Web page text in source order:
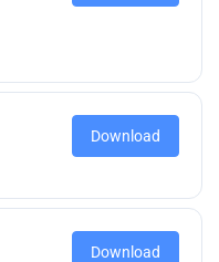
Download
Download